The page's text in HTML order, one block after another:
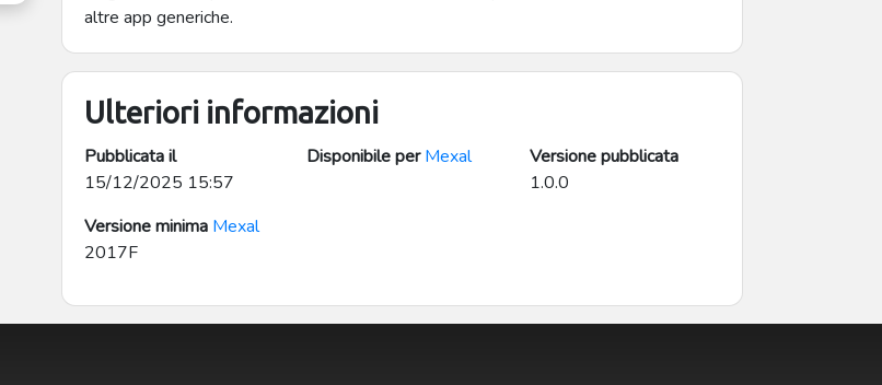
altre app generiche.
Ulteriori informazioni
Pubblicata il
15/12/2025 15:57
Disponibile per Mexal
Versione pubblicata
1.0.0
Versione minima Mexal
2017F